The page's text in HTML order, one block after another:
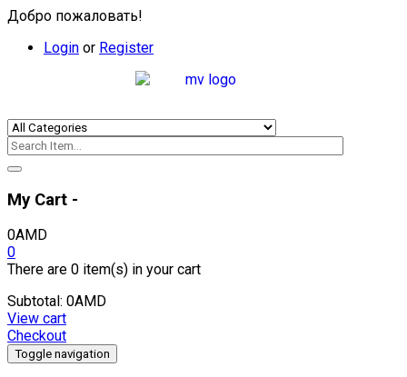
Добро пожаловать!
Login or Register
My Cart -
0AMD
0
There are 0 item(s) in your cart
Subtotal: 0AMD
View cart
Checkout
Toggle navigation